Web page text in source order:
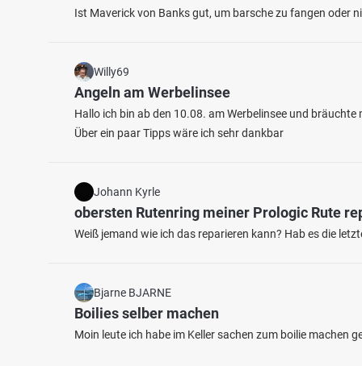
Bastau (Minden)
Fischarten: Hecht, Döbel, Karpfen
Ist Maverick von Banks gut, um barsche zu fangen oder
Willy69
Angeln am Werbelinsee
Hallo ich bin ab den 10.08. am Werbelinsee und
Über ein paar Tipps wäre ich sehr dankbar
Johann Kyrle
obersten Rutenring meiner Prologic Rute
Weiß jemand wie ich das reparieren kann? Hab es die
Bjarne BJARNE
Boilies selber machen
Moin leute ich habe im Keller sachen zum boilie machen